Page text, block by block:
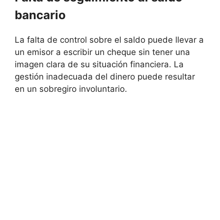
bancario
La falta de control sobre el saldo puede llevar a
un emisor a escribir un cheque sin tener una
imagen clara de su situación financiera. La
gestión inadecuada del dinero puede resultar
en un sobregiro involuntario.